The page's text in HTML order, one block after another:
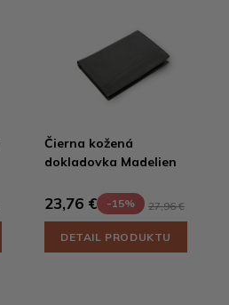
Čierna kožená
dokladovka Madelien
23,76 € -15% 27,96 €
DETAIL PRODUKTU